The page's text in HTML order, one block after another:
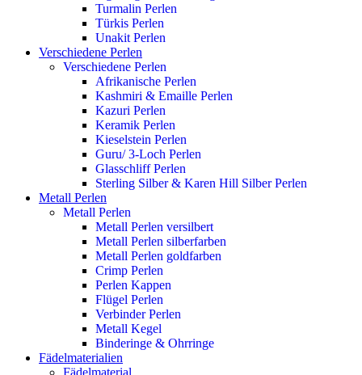
Turmalin Perlen
Türkis Perlen
Unakit Perlen
Verschiedene Perlen
Verschiedene Perlen
Afrikanische Perlen
Kashmiri & Emaille Perlen
Kazuri Perlen
Keramik Perlen
Kieselstein Perlen
Guru/ 3-Loch Perlen
Glasschliff Perlen
Sterling Silber & Karen Hill Silber Perlen
Metall Perlen
Metall Perlen
Metall Perlen versilbert
Metall Perlen silberfarben
Metall Perlen goldfarben
Crimp Perlen
Perlen Kappen
Flügel Perlen
Verbinder Perlen
Metall Kegel
Binderinge & Ohrringe
Fädelmaterialien
Fädelmaterial